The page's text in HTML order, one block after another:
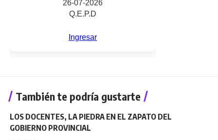
También te podría gustarte
LOS DOCENTES, LA PIEDRA EN EL ZAPATO DEL
GOBIERNO PROVINCIAL